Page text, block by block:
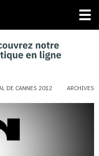
DE CANNES 2012 ARCHIVES